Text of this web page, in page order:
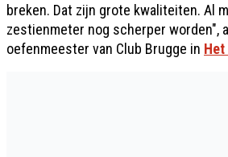
breken. Dat zijn grote kwaliteiten. Al
zestienmeter nog scherper worden",
oefenmeester van Club Brugge in